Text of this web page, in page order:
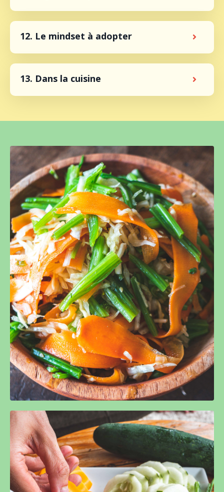
12. Le mindset à adopter
13. Dans la cuisine